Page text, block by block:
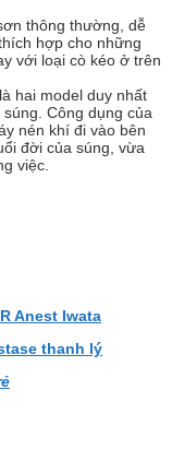
thông thường, dễ
hợp cho những
với loại cò kéo ở trên
hai model duy nhất
Công dụng của
nén khí đi vào bên
đời của súng, vừa
việc.
Anest Iwata
thanh lý